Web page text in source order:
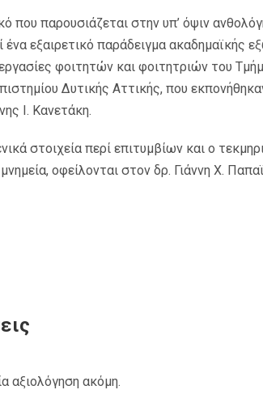
που παρουσιάζεται στην υπ’ όψιν
ένα εξαιρετικό παράδειγμα ακαδημαϊκής
φοιτητών και φοιτητριών του
Δυτικής Αττικής, που
Ι. Κανετάκη.
στοιχεία περί επιτυμβίων και ο
οφείλονται στον δρ. Γιάννη Χ.
αξιολόγηση ακόμη.